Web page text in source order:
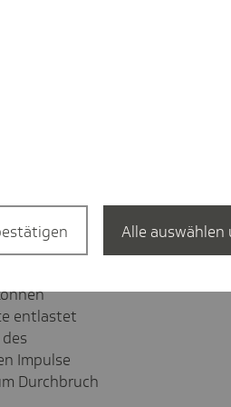
forcieren
und
im
Schritt zur
im
entlastet
Impulse
Durchbruch
Alle auswählen